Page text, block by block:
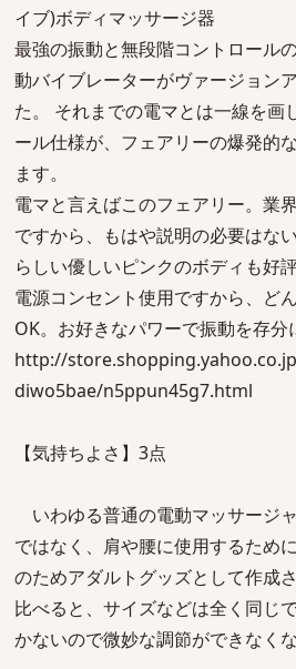
イブ)ボディマッサージ器
最強の振動と無段階コントロール
動バイブレーターがヴァージョン
た。 それまでの電マとは一線を画
ール仕様が、フェアリーの爆発的
ます。
電マと言えばこのフェアリー。業
ですから、もはや説明の必要はな
らしい優しいピンクのボディも好
電源コンセント使用ですから、ど
OK。お好きなパワーで振動を存分
http://
diwo5bae/n5ppun45g7.html
【気持ちよさ】3点
いわゆる普通の電動マッサージ
ではなく、肩や腰に使用するため
のためアダルトグッズとして作成
比べると、サイズなどは全く同じ
かないので微妙な調節ができなくな